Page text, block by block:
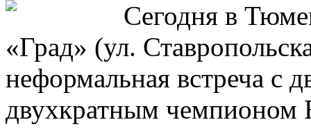
Сегодня в
«Град» (ул.
неформальная встреча с
двухкратным